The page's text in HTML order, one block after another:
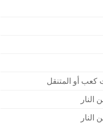
أو المتنقل
النار
النار